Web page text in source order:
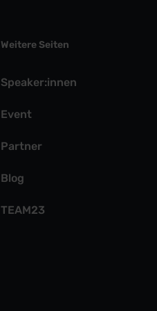
Weitere Seiten
Speaker:innen
Event
Partner
Blog
TEAM23